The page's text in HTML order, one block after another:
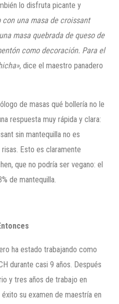
lo disfruta picante y
con una masa de croissant
una masa quebrada de queso de
como decoración. Para el
, dice el maestro panadero
de masas qué bollería no le
respuesta muy rápida y clara:
sin mantequilla no es
Esto es claramente
que no podría ser vegano: el
de mantequilla.
ha estado trabajando como
durante casi 9 años. Después
y tres años de trabajo en
su examen de maestría en